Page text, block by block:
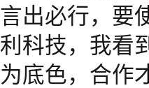
言出必行，要
利科技，我看
为底色，合作